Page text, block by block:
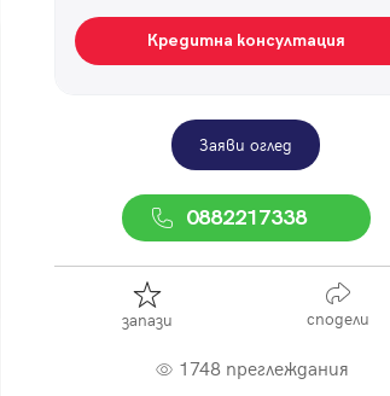
Кредитна консултация
Заяви оглед
0882217338
запази сподели
1748 преглеждания